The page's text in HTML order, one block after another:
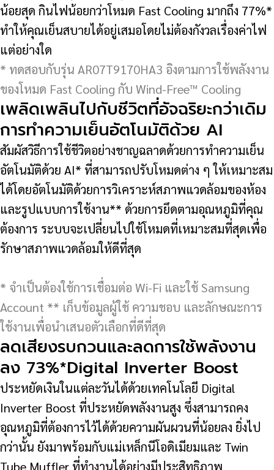
น้อยสุด กินไฟน้อยกว่าโหมด Fast Cooling มากถึง 77%*
ทำให้คุณเย็นสบายได้อยู่เสมอโดยไม่ต้องกังวลเรื่องค่าไฟ
แต่อย่างใด
* ทดสอบกับรุ่น AR07T9170HA3 อิงตามการใช้พลังงาน
ของโหมด Fast Cooling กับ Wind-Free™ Cooling
เพลิดเพลินไปกับชีวิตที่อัจฉริยะกว่าเดิม
การทำความเย็นอัตโนมัติด้วย AI
สัมผัสวิธีการใช้ชีวิตอย่างชาญฉลาดด้วยการทำความเย็น
อัตโนมัติด้วย AI* ที่สามารถปรับโหมดต่าง ๆ ให้เหมาะสม
ได้โดยอัตโนมัติด้วยการวิเคราะห์สภาพแวดล้อมของห้อง
และรูปแบบการใช้งาน** ด้วยการยึดตามอุณหภูมิที่คุณ
ต้องการ ระบบจะเปลี่ยนไปใช้โหมดที่เหมาะสมที่สุดเพื่อ
รักษาสภาพแวดล้อมให้ดีที่สุด
* จำเป็นต้องใช้การเชื่อมต่อ Wi-Fi และใช้ Samsung
Account ** เก็บข้อมูลผู้ใช้ ความชอบ และลักษณะการ
ใช้งานเพื่อนำเสนอตัวเลือกที่ดีที่สุด
ลดเสียงรบกวนและลดการใช้พลังงาน
ลง 73%*Digital Inverter Boost
ประหยัดเงินในแต่ละวันได้ด้วยเทคโนโลยี Digital
Inverter Boost ที่ประหยัดพลังงานสูง ซึ่งสามารถคง
อุณหภูมิที่ต้องการไว้ได้ด้วยความผันผวนที่น้อยลง ยิ่งไป
กว่านั้น ยังมาพร้อมกับแม่เหล็กนีโอดิเมียมและ Twin
Tube Muffler ที่ทำงานได้อย่างมีประสิทธิภาพ